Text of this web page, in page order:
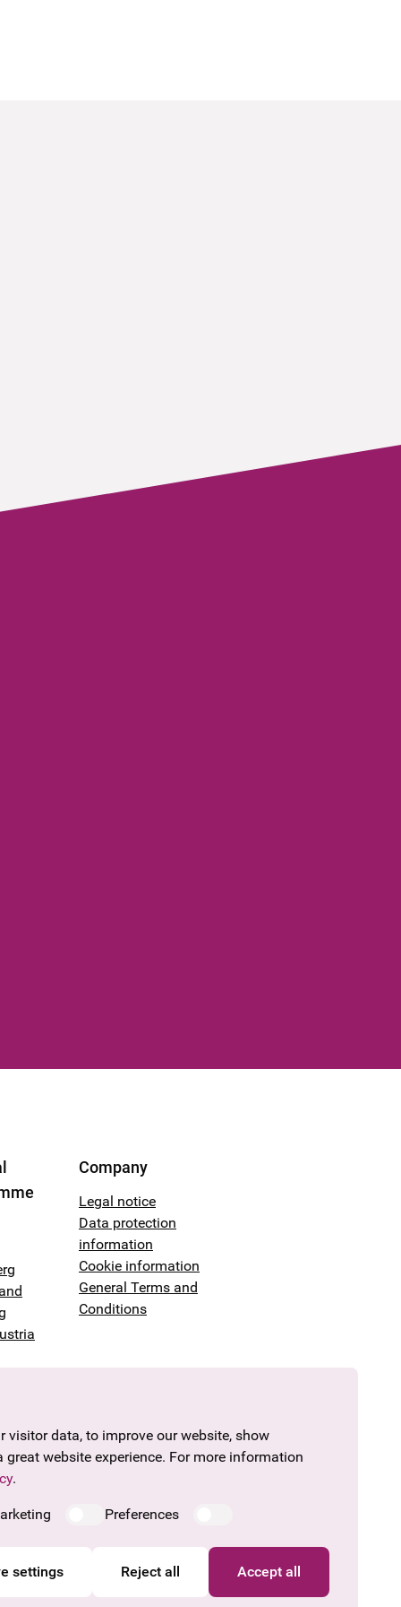
Company
Legal notice
Data protection
information
Cookie information
General Terms and
Conditions
visitor data, to improve our website, show
website experience. For more information
.
Preferences
settings Reject all Accept all